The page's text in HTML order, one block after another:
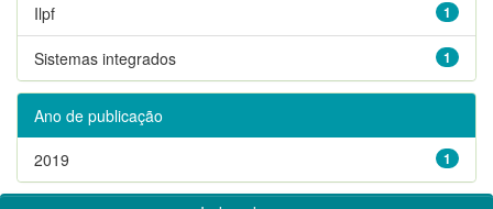
1
Ilpf
1
Sistemas integrados
Ano de publicação
1
2019